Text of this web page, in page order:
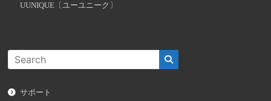
UUNIQUE〔ユーユニーク〕
サポート